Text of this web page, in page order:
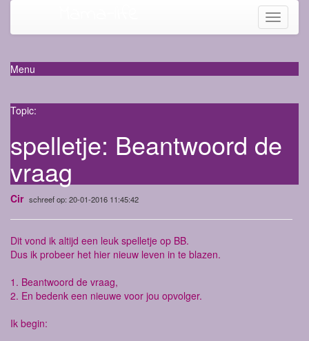
Toggle
Menu
Topic:
spelletje: Beantwoord de
vraag
Cir schreef op: 20-01-2016 11:45:42
Dit vond ik altijd een leuk spelletje op BB.
Dus ik probeer het hier nieuw leven in te blazen.
1. Beantwoord de vraag,
2. En bedenk een nieuwe voor jou opvolger.
Ik begin: